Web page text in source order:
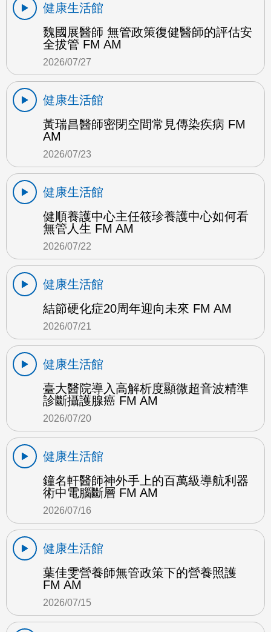
健康生活館
魏國展醫師 無管政策復健醫師的評估安
全拔管 FM AM
2026/07/27
健康生活館
黃瑞昌醫師密閉空間常見傳染疾病 FM
AM
2026/07/23
健康生活館
健順養護中心主任筱珍養護中心如何看
無管人生 FM AM
2026/07/22
健康生活館
結節硬化症20周年迎向未來 FM AM
2026/07/21
健康生活館
臺大醫院導入高解析度顯微超音波精準
診斷攝護腺癌 FM AM
2026/07/20
健康生活館
鐘名軒醫師神外手上的百萬級導航利器
術中電腦斷層 FM AM
2026/07/16
健康生活館
葉佳雯營養師無管政策下的營養照護
FM AM
2026/07/15